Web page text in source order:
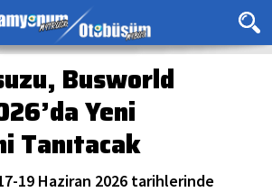
Busworld
Yeni
Tanıtacak
19 Haziran 2026 tarihlerinde